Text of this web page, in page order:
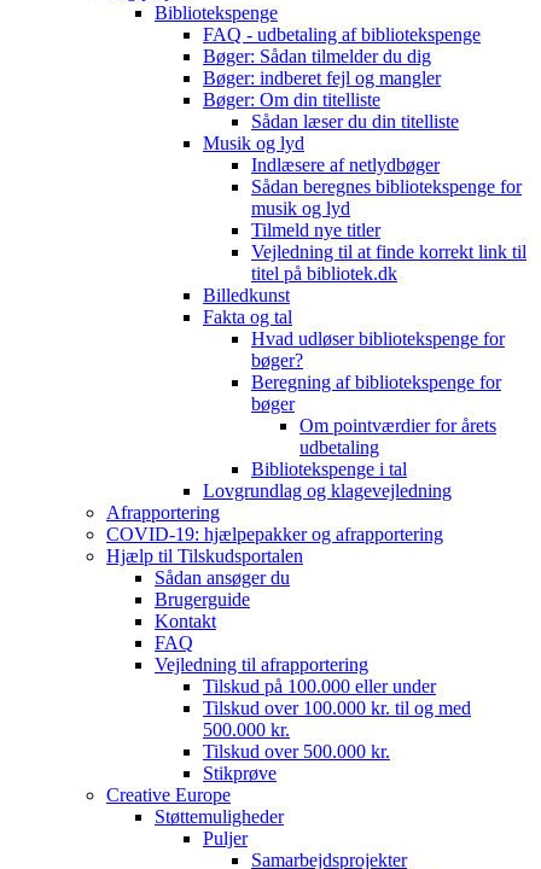
Bibliotekspenge
FAQ - udbetaling af bibliotekspenge
Bøger: Sådan tilmelder du dig
Bøger: indberet fejl og mangler
Bøger: Om din titelliste
Sådan læser du din titelliste
Musik og lyd
Indlæsere af netlydbøger
Sådan beregnes bibliotekspenge for
musik og lyd
Tilmeld nye titler
Vejledning til at finde korrekt link til
titel på bibliotek.dk
Billedkunst
Fakta og tal
Hvad udløser bibliotekspenge for
bøger?
Beregning af bibliotekspenge for
bøger
Om pointværdier for årets
udbetaling
Bibliotekspenge i tal
Lovgrundlag og klagevejledning
Afrapportering
COVID-19: hjælpepakker og afrapportering
Hjælp til Tilskudsportalen
Sådan ansøger du
Brugerguide
Kontakt
FAQ
Vejledning til afrapportering
Tilskud på 100.000 eller under
Tilskud over 100.000 kr. til og med
500.000 kr.
Tilskud over 500.000 kr.
Stikprøve
Creative Europe
Støttemuligheder
Puljer
Samarbejdsprojekter